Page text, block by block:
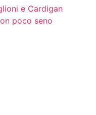
e Cardigan
poco seno